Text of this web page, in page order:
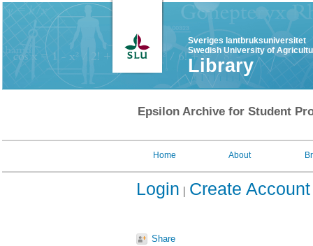
Sveriges lantbruksuniversitet
Swedish University of
Library
Epsilon Archive for Student
Home About
Login Create Account
Share